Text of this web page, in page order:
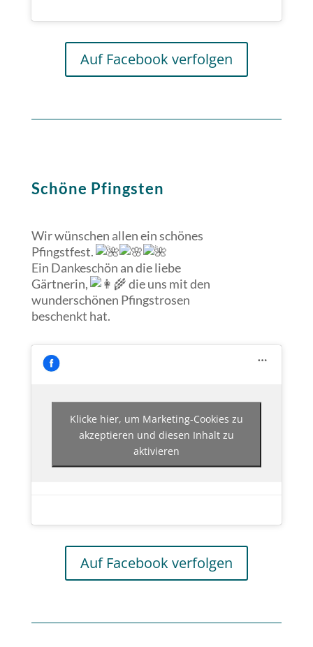
Auf Facebook verfolgen
Schöne Pfingsten
Wir wünschen allen ein schönes
Pfingstfest.
Ein Dankeschön an die liebe
Gärtnerin,
die uns mit den
wunderschönen Pfingstrosen
beschenkt hat.
Klicke hier, um Marketing-Cookies zu
akzeptieren und diesen Inhalt zu
aktivieren
Auf Facebook verfolgen